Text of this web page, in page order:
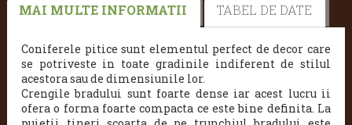
MAI MULTE INFORMATII TABEL DE DATE
Coniferele pitice sunt elementul perfect de decor care
se potriveste in toate gradinile indiferent de stilul
acestora sau de dimensiunile lor.
Crengile bradului sunt foarte dense iar acest lucru ii
ofera o forma foarte compacta ce este bine definita. La